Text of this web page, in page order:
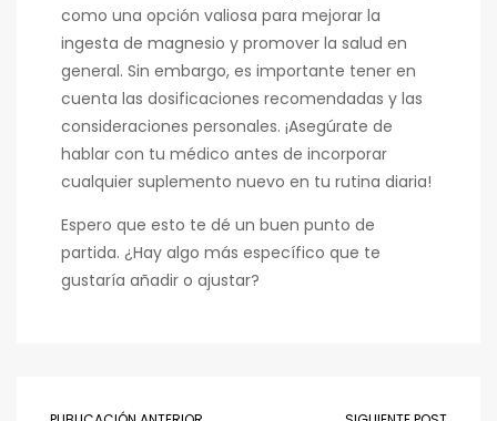
como una opción valiosa para mejorar la
ingesta de magnesio y promover la salud en
general. Sin embargo, es importante tener en
cuenta las dosificaciones recomendadas y las
consideraciones personales. ¡Asegúrate de
hablar con tu médico antes de incorporar
cualquier suplemento nuevo en tu rutina diaria!
Espero que esto te dé un buen punto de
partida. ¿Hay algo más específico que te
gustaría añadir o ajustar?